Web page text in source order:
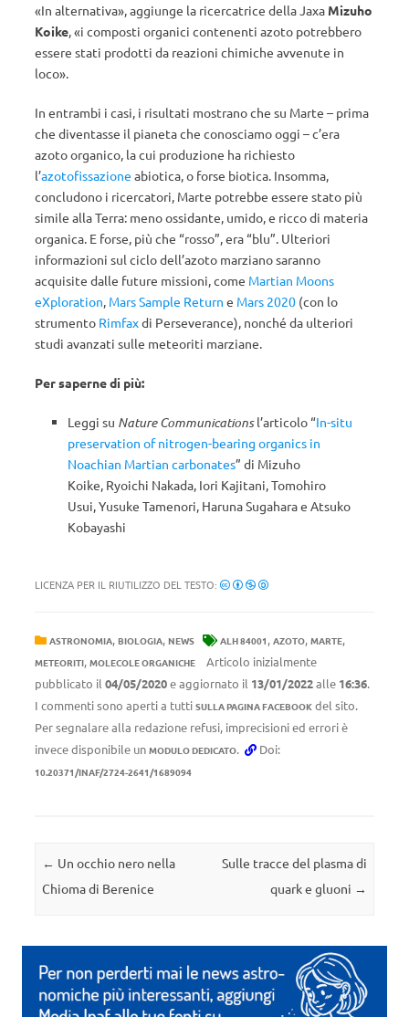
«In alternativa», aggiunge la ricercatrice della Jaxa Mizuho
Koike, «i composti organici contenenti azoto potrebbero
essere stati prodotti da reazioni chimiche avvenute in
loco».
In entrambi i casi, i risultati mostrano che su Marte – prima
che diventasse il pianeta che conosciamo oggi – c’era
azoto organico, la cui produzione ha richiesto
l’azotofissazione abiotica, o forse biotica. Insomma,
concludono i ricercatori, Marte potrebbe essere stato più
simile alla Terra: meno ossidante, umido, e ricco di materia
organica. E forse, più che “rosso”, era “blu”. Ulteriori
informazioni sul ciclo dell’azoto marziano saranno
acquisite dalle future missioni, come Martian Moons
eXploration, Mars Sample Return e Mars 2020 (con lo
strumento Rimfaxdi Perseverance), nonché da ulteriori
studi avanzati sulle meteoriti marziane.
Per saperne di più:
Leggi su Nature Communicationsl’articolo “In-situ
preservation of nitrogen-bearing organics in
Noachian Martian carbonates” di Mizuho
Koike, Ryoichi Nakada, Iori Kajitani, Tomohiro
Usui, Yusuke Tamenori, Haruna Sugahara e Atsuko
Kobayashi
LICENZA PER IL RIUTILIZZO DEL TESTO:
ASTRONOMIA, BIOLOGIA, NEWS ALH 84001 , AZOTO, MARTE,
METEORITI, MOLECOLE ORGANICHE
Articolo inizialmente
pubblicato il 04/05/2020e aggiornato il 13/01/2022alle 16:36.
I commenti sono aperti a tutti SULLA PAGINA FACEBOOK del sito.
Per segnalare alla redazione refusi, imprecisioni ed errori è
invece disponibile un MODULO DEDICATO. Doi:
10.20371/INAF/2724-2641/1689094
Navigazione articolo
← Un occhio nero nella
Chioma di Berenice
Sulle tracce del plasma di
quark e gluoni →